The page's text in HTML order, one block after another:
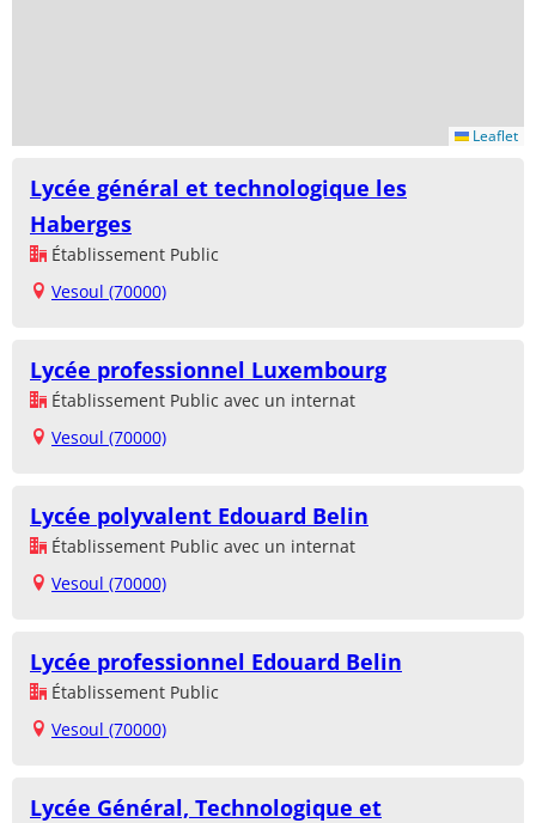
Leaflet
Lycée général et technologique les
Haberges
Établissement Public
Vesoul (70000)
Lycée professionnel Luxembourg
Établissement Public avec un internat
Vesoul (70000)
Lycée polyvalent Edouard Belin
Établissement Public avec un internat
Vesoul (70000)
Lycée professionnel Edouard Belin
Établissement Public
Vesoul (70000)
Lycée Général, Technologique et